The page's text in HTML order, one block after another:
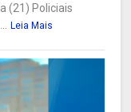
(21) Policiais
Leia Mais